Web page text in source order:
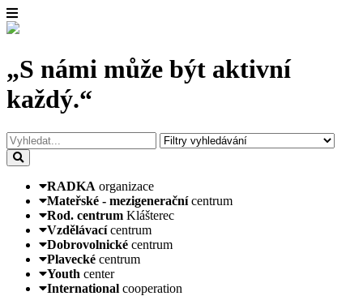
„S námi může být aktivní
každý.“
RADKA organizace
Mateřské - mezigenerační centrum
Rod. centrum Klášterec
Vzdělávací centrum
Dobrovolnické centrum
Plavecké centrum
Youth center
International cooperation